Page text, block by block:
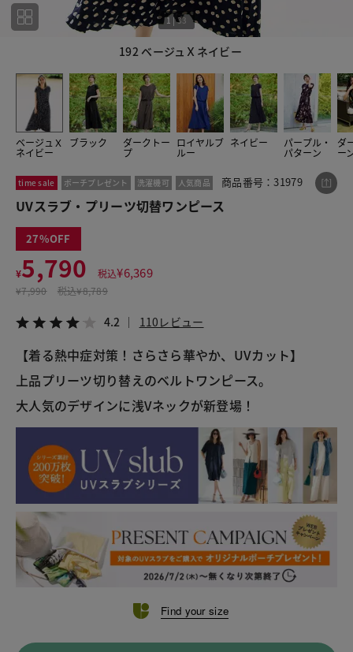
192 ベージュＸネイビー
1 |33
ベージュＸ
ネイビー
ブラック ダークトー
プ
ロイヤルブ
ルー
ネイビー パープル・
パターン
ダ
ー
1 33
time sale ポーチプレゼント 洗濯機可 人気商品 商品番号：31979
UVスラブ・プリーツ切替ワンピース
27
¥5,790 税込¥6,369
¥7,990 税込¥8,789
4.2 110レビュー
【着る熱中症対策！さらさら華やか、UVカット】
上品プリーツ切り替えのベルトワンピース。
大人気のデザインに浅Vネックが新登場！
Find your size
この商品をシェアする
¥5,790
税込¥6,369
LINE X メール